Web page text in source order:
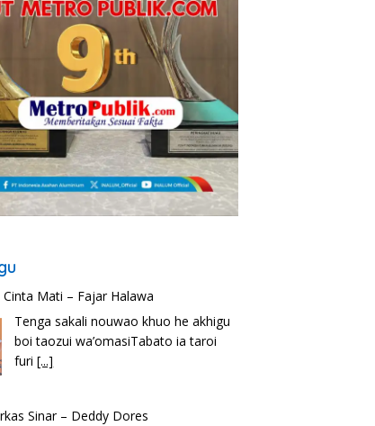
Cinta Mati – Fajar Halawa
Tenga sakali nouwao khuo he akhigu
boi taozui wa’omasiTabato ia taroi
furi[...]
Sinar – Deddy Dores